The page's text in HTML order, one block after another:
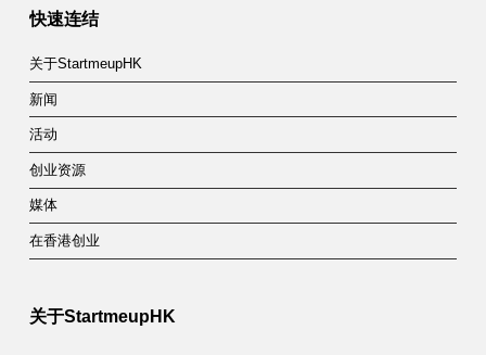
目
的
机
构
／
公
司
）
快速连结
关于StartmeupHK
新闻
活动
创业资源
媒体
在香港创业
关于StartmeupHK